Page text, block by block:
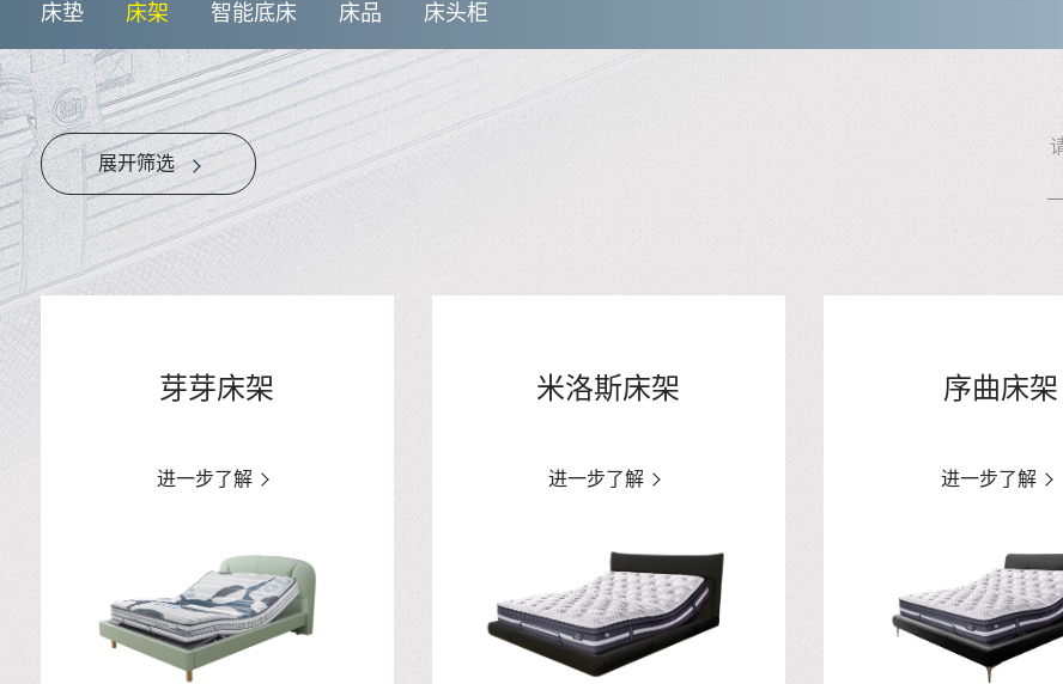
床垫 床架 智能底床 床品 床头柜
展开筛选
芽芽床架
进一步了解
米洛斯床架
进一步了解
序曲床架
进一步了解